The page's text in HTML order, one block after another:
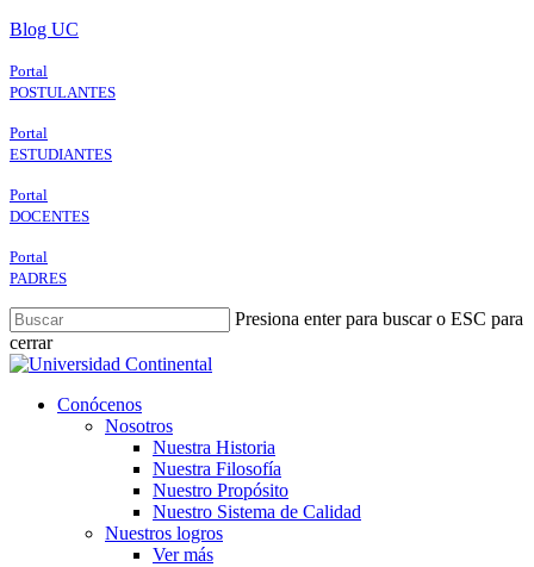
Skip
main
content
Blog UC
Portal
POSTULANTES
Portal
ESTUDIANTES
Portal
DOCENTES
Portal
PADRES
Presiona enter para buscar o ESC para
cerrar
Close
search
Menu
Conócenos
Nosotros
Nuestra Historia
Nuestra Filosofía
Nuestro Propósito
Nuestro Sistema de Calidad
Nuestros logros
Ver más